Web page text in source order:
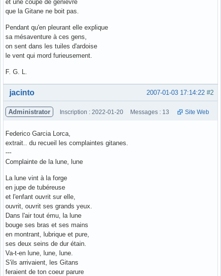
et une coupe de genièvre
que la Gitane ne boit pas.
Pendant qu'en pleurant elle explique
sa mésaventure à ces gens,
on sent dans les tuiles d'ardoise
le vent qui mord furieusement.
F. G. L.
Hors ligne #2
2007-01-03 17:14:22
jacinto
Administrator Inscription : 2022-01-20 Messages : 13 Site Web
Federico Garcia Lorca,
extrait.. du recueil les complaintes gitanes.
---
Complainte de la lune, lune
La lune vint à la forge
en jupe de tubéreuse
et l'enfant ouvrit sur elle,
ouvrit, ouvrit ses grands yeux.
Dans l'air tout ému, la lune
bouge ses bras et ses mains
en montrant, lubrique et pure,
ses deux seins de dur étain.
Va-t-en lune, lune, lune.
S'ils arrivaient, les Gitans
feraient de ton coeur parure